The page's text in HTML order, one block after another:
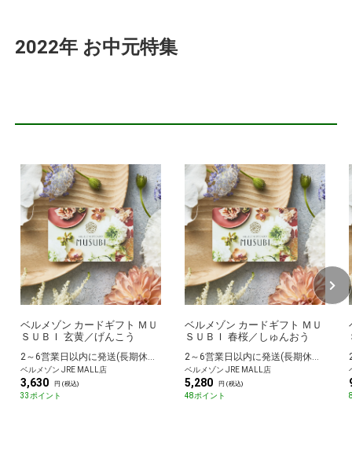
2022年 お中元特集
ベルメゾン カードギフト ＭＵ
ＳＵＢＩ 玄黄／げんこう
2～6営業日以内に発送(長期休暇除く)
ベルメゾン JRE MALL店
3,630 円 (税込)
33ポイント
ベルメゾン カードギフト ＭＵ
ＳＵＢＩ 春桜／しゅんおう
2～6営業日以内に発送(長期休暇除く)
ベルメゾン JRE MALL店
5,280 円 (税込)
48ポイント